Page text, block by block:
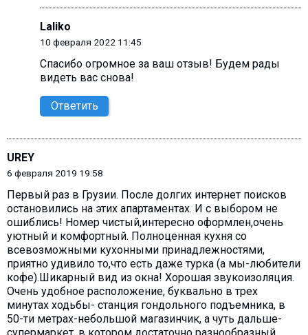
Laliko
10 февраля 2022 11:45
Спасибо огромное за ваш отзыв! Будем рады
видеть вас снова!
Ответить
UREY
6 февраля 2019 19:58
Первый раз в Грузии. После долгих интернет поисков
остановились на этих апартаментах. И с выбором не
ошиблись! Номер чистый,интересно оформлен,очень
уютный и комфортный. Полноценная кухня со
всевозможными кухонными принадлежностями,
приятно удивило то,что есть даже турка (а мы-любители
кофе).Шикарный вид из окна! Хорошая звукоизоляция.
Очень удобное расположение, буквально в трех
минутах ходьбы- станция гондольного подъемника, в
50-ти метрах-небольшой магазинчик, а чуть дальше-